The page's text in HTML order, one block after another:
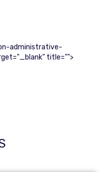
administrative-
title="">